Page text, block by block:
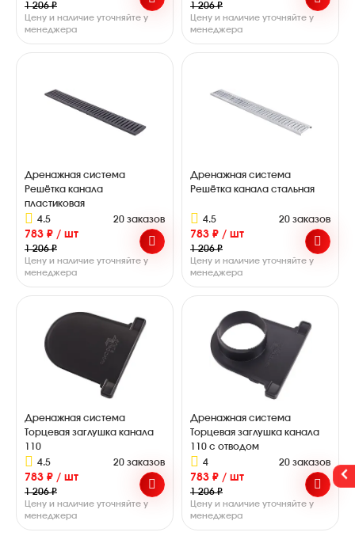
1 206 ₽
Цену и наличие уточняйте у
менеджера
1 206 ₽
Цену и наличие уточняйте у
менеджера
Дренажная система
Решётка канала
пластиковая
4.5
20 заказов
783 ₽ / шт
1 206 ₽
Цену и наличие уточняйте у
менеджера
Дренажная система
Решётка канала стальная
4.5 20 заказов
783 ₽ / шт
1 206 ₽
Цену и наличие уточняйте у
менеджера
Дренажная система
Торцевая заглушка канала
110
4.5
20 заказов
783 ₽ / шт
1 206 ₽
Цену и наличие уточняйте у
менеджера
Дренажная система
Торцевая заглушка канала
110 с отводом
4
20 заказов
783 ₽ / шт
1 206 ₽
Цену и наличие уточняйте у
менеджера